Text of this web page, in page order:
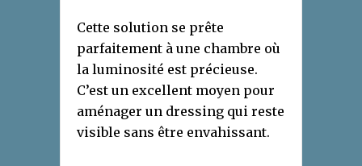
Cette solution se prête
parfaitement à une chambre où
la luminosité est précieuse.
C’est un excellent moyen pour
aménager un dressing qui reste
visible sans être envahissant.